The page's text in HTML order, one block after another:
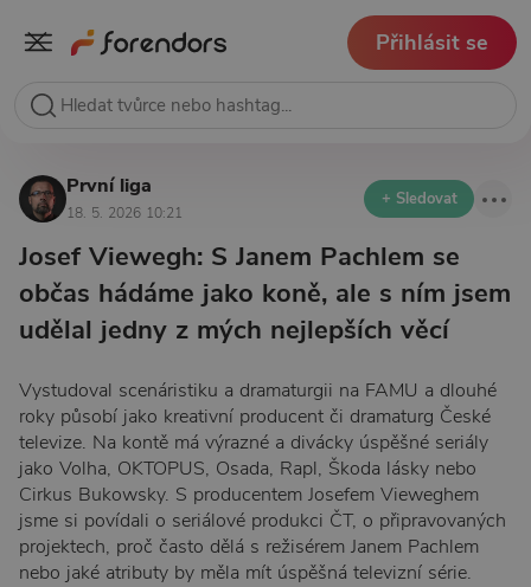
Přihlásit se
První liga
18. 5. 2026 10:21
+ Sledovat
Josef Viewegh: S Janem Pachlem se
občas hádáme jako koně, ale s ním jsem
udělal jedny z mých nejlepších věcí
Vystudoval scenáristiku a dramaturgii na FAMU a dlouhé
roky působí jako kreativní producent či dramaturg České
televize. Na kontě má výrazné a divácky úspěšné seriály
jako Volha, OKTOPUS, Osada, Rapl, Škoda lásky nebo
Cirkus Bukowsky. S producentem Josefem Vieweghem
jsme si povídali o seriálové produkci ČT, o připravovaných
projektech, proč často dělá s režisérem Janem Pachlem
nebo jaké atributy by měla mít úspěšná televizní série.